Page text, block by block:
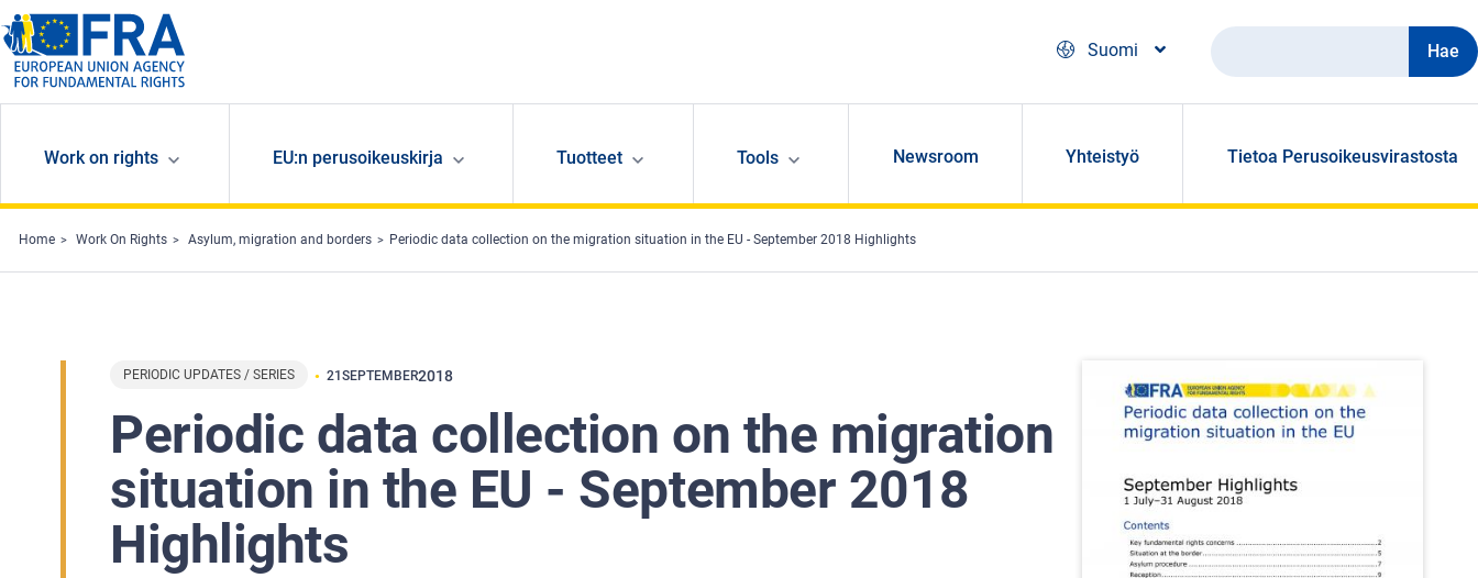
Skip to main content
Suomi
Hae
Work on rights EU:n perusoikeuskirja Tuotteet Tools Newsroom Yhteistyö Tietoa Perusoikeusvirastosta
Home Work On Rights Asylum, migration and borders Periodic data collection on the migration situation in the EU - September 2018 Highlights
PERIODIC UPDATES / SERIES 21 SEPTEMBER2018
Periodic data collection on the migration
situation in the EU - September 2018
Highlights